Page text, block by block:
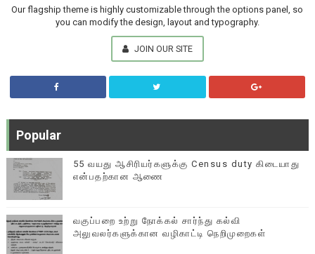
Our flagship theme is highly customizable through the options panel, so
you can modify the design, layout and typography.
JOIN OUR SITE
Popular
55 வயது ஆசிரியர்களுக்கு Census duty கிடையாது
என்பதற்கான ஆணை
வகுப்பறை உற்று நோக்கல் சார்ந்து கல்வி
அலுவலர்களுக்கான வழிகாட்டி நெறிமுறைகள்